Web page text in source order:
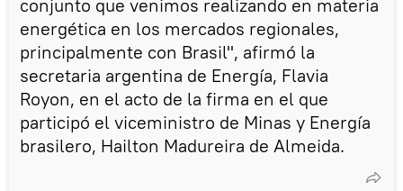
conjunto que venimos realizando en materia
energética en los mercados regionales,
principalmente con Brasil", afirmó la
secretaria argentina de Energía, Flavia
Royon, en el acto de la firma en el que
participó el viceministro de Minas y Energía
brasilero, Hailton Madureira de Almeida.